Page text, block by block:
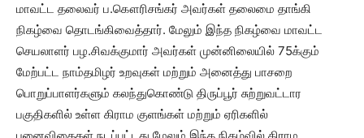
மாவட்ட தலைவர் ப.கௌரிசங்கர் அவர்கள் தலைமை தாங்கி
நிகழ்வை தொடங்கிவைத்தார். மேலும் இந்த நிகழ்வை மாவட்ட
செயலாளர் பழ.சிவக்குமார் அவர்கள் முன்னிலையில் 75க்கும்
மேற்பட்ட நாம்தமிழர் உறவுகள் மற்றும் அனைத்து பாசறை
பொறுப்பாளர்களும் கலந்துகொண்டு திருப்பூர் சுற்றுவட்டார
பகுதிகளில் உள்ள கிராம குளங்கள் மற்றும் ஏரிகளில்